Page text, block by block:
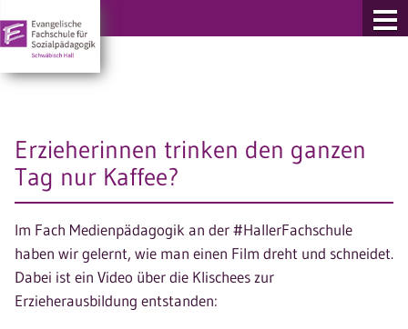
Fachschulen
Erzieherinnen trinken den ganzen
Tag nur Kaffee?
Im Fach Medienpädagogik an der #HallerFachschule
haben wir gelernt, wie man einen Film dreht und schneidet.
Dabei ist ein Video über die Klischees zur
Erzieherausbildung entstanden: